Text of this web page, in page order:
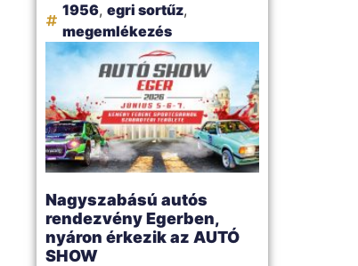
1956,egri sortűz,
megemlékezés
Nagyszabású autós
rendezvény Egerben,
nyáron érkezik az AUTÓ
SHOW